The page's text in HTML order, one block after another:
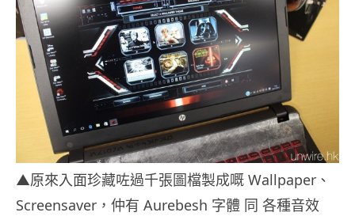
▲原來入面珍藏咗過千張圖檔製成嘅 Wallpaper、
Screensaver，仲有 Aurebesh 字體 同 各種音效